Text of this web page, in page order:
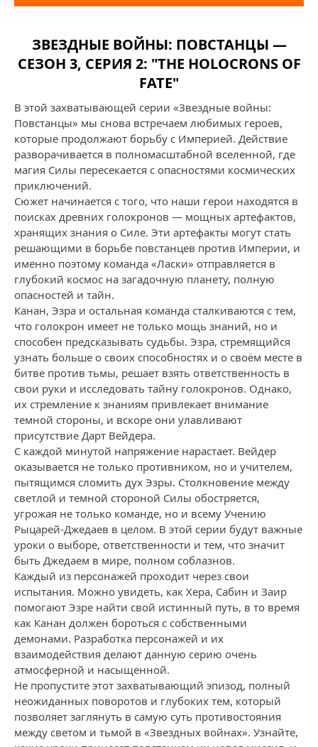
ЗВЕЗДНЫЕ ВОЙНЫ: ПОВСТАНЦЫ —
СЕЗОН 3, СЕРИЯ 2: "THE HOLOCRONS OF
FATE"
В этой захватывающей серии «Звездные войны:
Повстанцы» мы снова встречаем любимых героев,
которые продолжают борьбу с Империей. Действие
разворачивается в полномасштабной вселенной, где
магия Силы пересекается с опасностями космических
приключений.
Сюжет начинается с того, что наши герои находятся в
поисках древних голокронов — мощных артефактов,
хранящих знания о Силе. Эти артефакты могут стать
решающими в борьбе повстанцев против Империи, и
именно поэтому команда «Ласки» отправляется в
глубокий космос на загадочную планету, полную
опасностей и тайн.
Канан, Эзра и остальная команда сталкиваются с тем,
что голокрон имеет не только мощь знаний, но и
способен предсказывать судьбы. Эзра, стремящийся
узнать больше о своих способностях и о своём месте в
битве против тьмы, решает взять ответственность в
свои руки и исследовать тайну голокронов. Однако,
их стремление к знаниям привлекает внимание
темной стороны, и вскоре они улавливают
присутствие Дарт Вейдера.
С каждой минутой напряжение нарастает. Вейдер
оказывается не только противником, но и учителем,
пытящимся сломить дух Эзры. Столкновение между
светлой и темной стороной Силы обостряется,
угрожая не только команде, но и всему Учению
Рыцарей-Джедаев в целом. В этой серии будут важные
уроки о выборе, ответственности и тем, что значит
быть Джедаем в мире, полном соблазнов.
Каждый из персонажей проходит через свои
испытания. Можно увидеть, как Хера, Сабин и Заир
помогают Эзре найти свой истинный путь, в то время
как Канан должен бороться с собственными
демонами. Разработка персонажей и их
взаимодействия делают данную серию очень
атмосферной и насыщенной.
Не пропустите этот захватывающий эпизод, полный
неожиданных поворотов и глубоких тем, который
позволяет заглянуть в самую суть противостояния
между светом и тьмой в «Звездных войнах». Узнайте,